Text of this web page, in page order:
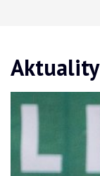
Aktuality